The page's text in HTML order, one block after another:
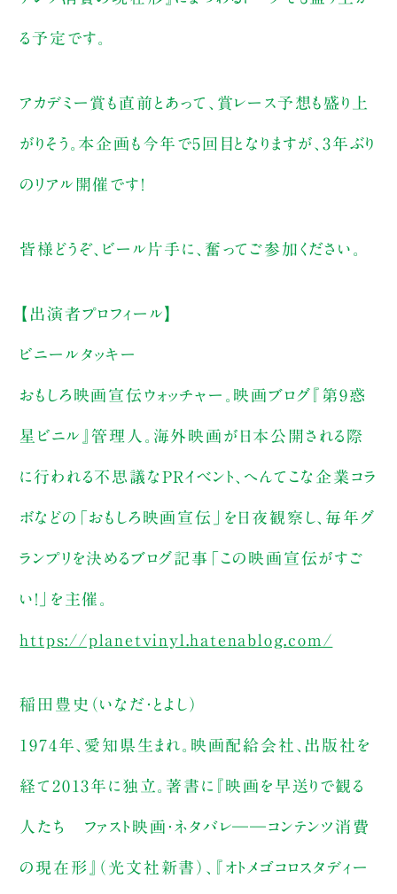
る予定です。
アカデミー賞も直前とあって、賞レース予想も盛り上
がりそう。本企画も今年で5回目となりますが、3年ぶり
のリアル開催です！
皆様どうぞ、ビール片手に、奮ってご参加ください。
【出演者プロフィール】
ビニールタッキー
おもしろ映画宣伝ウォッチャー。映画ブログ『第9惑
星ビニル』管理人。海外映画が日本公開される際
に行われる不思議なPRイベント、へんてこな企業コラ
ボなどの「おもしろ映画宣伝」を日夜観察し、毎年グ
ランプリを決めるブログ記事「この映画宣伝がすご
い！」を主催。
https://planetvinyl.hatenablog.com/
稲田豊史（いなだ・とよし）
1974年、愛知県生まれ。映画配給会社、出版社を
経て2013年に独立。著書に『映画を早送りで観る
人たち ファスト映画・ネタバレ――コンテンツ消費
の現在形』（光文社新書）、『オトメゴコロスタディー